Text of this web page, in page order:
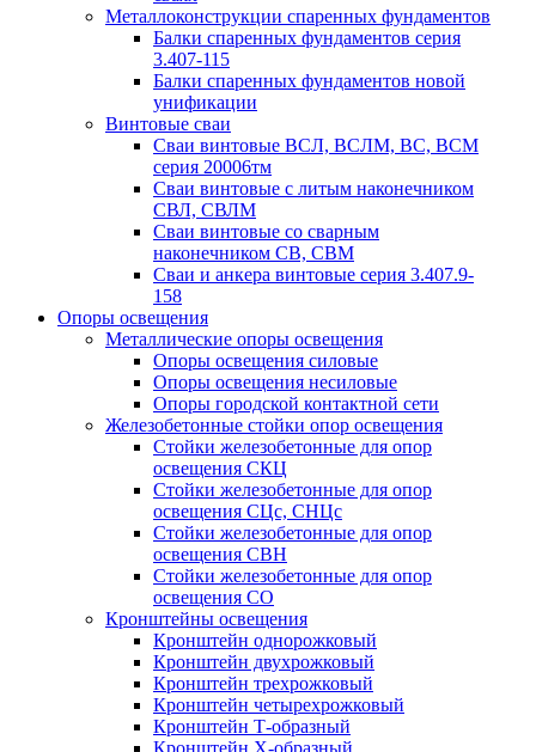
Металлоконструкции спаренных фундаментов
Балки спаренных фундаментов серия
3.407-115
Балки спаренных фундаментов новой
унификации
Винтовые сваи
Сваи винтовые ВСЛ, ВСЛМ, ВС, ВСМ
серия 20006тм
Сваи винтовые с литым наконечником
СВЛ, СВЛМ
Сваи винтовые со сварным
наконечником СВ, СВМ
Сваи и анкера винтовые серия 3.407.9-
158
Опоры освещения
Металлические опоры освещения
Опоры освещения силовые
Опоры освещения несиловые
Опоры городской контактной сети
Железобетонные стойки опор освещения
Стойки железобетонные для опор
освещения СКЦ
Стойки железобетонные для опор
освещения СЦс, СНЦс
Стойки железобетонные для опор
освещения СВН
Стойки железобетонные для опор
освещения СО
Кронштейны освещения
Кронштейн однорожковый
Кронштейн двухрожковый
Кронштейн трехрожковый
Кронштейн четырехрожковый
Кронштейн Т-образный
Кронштейн Х-образный